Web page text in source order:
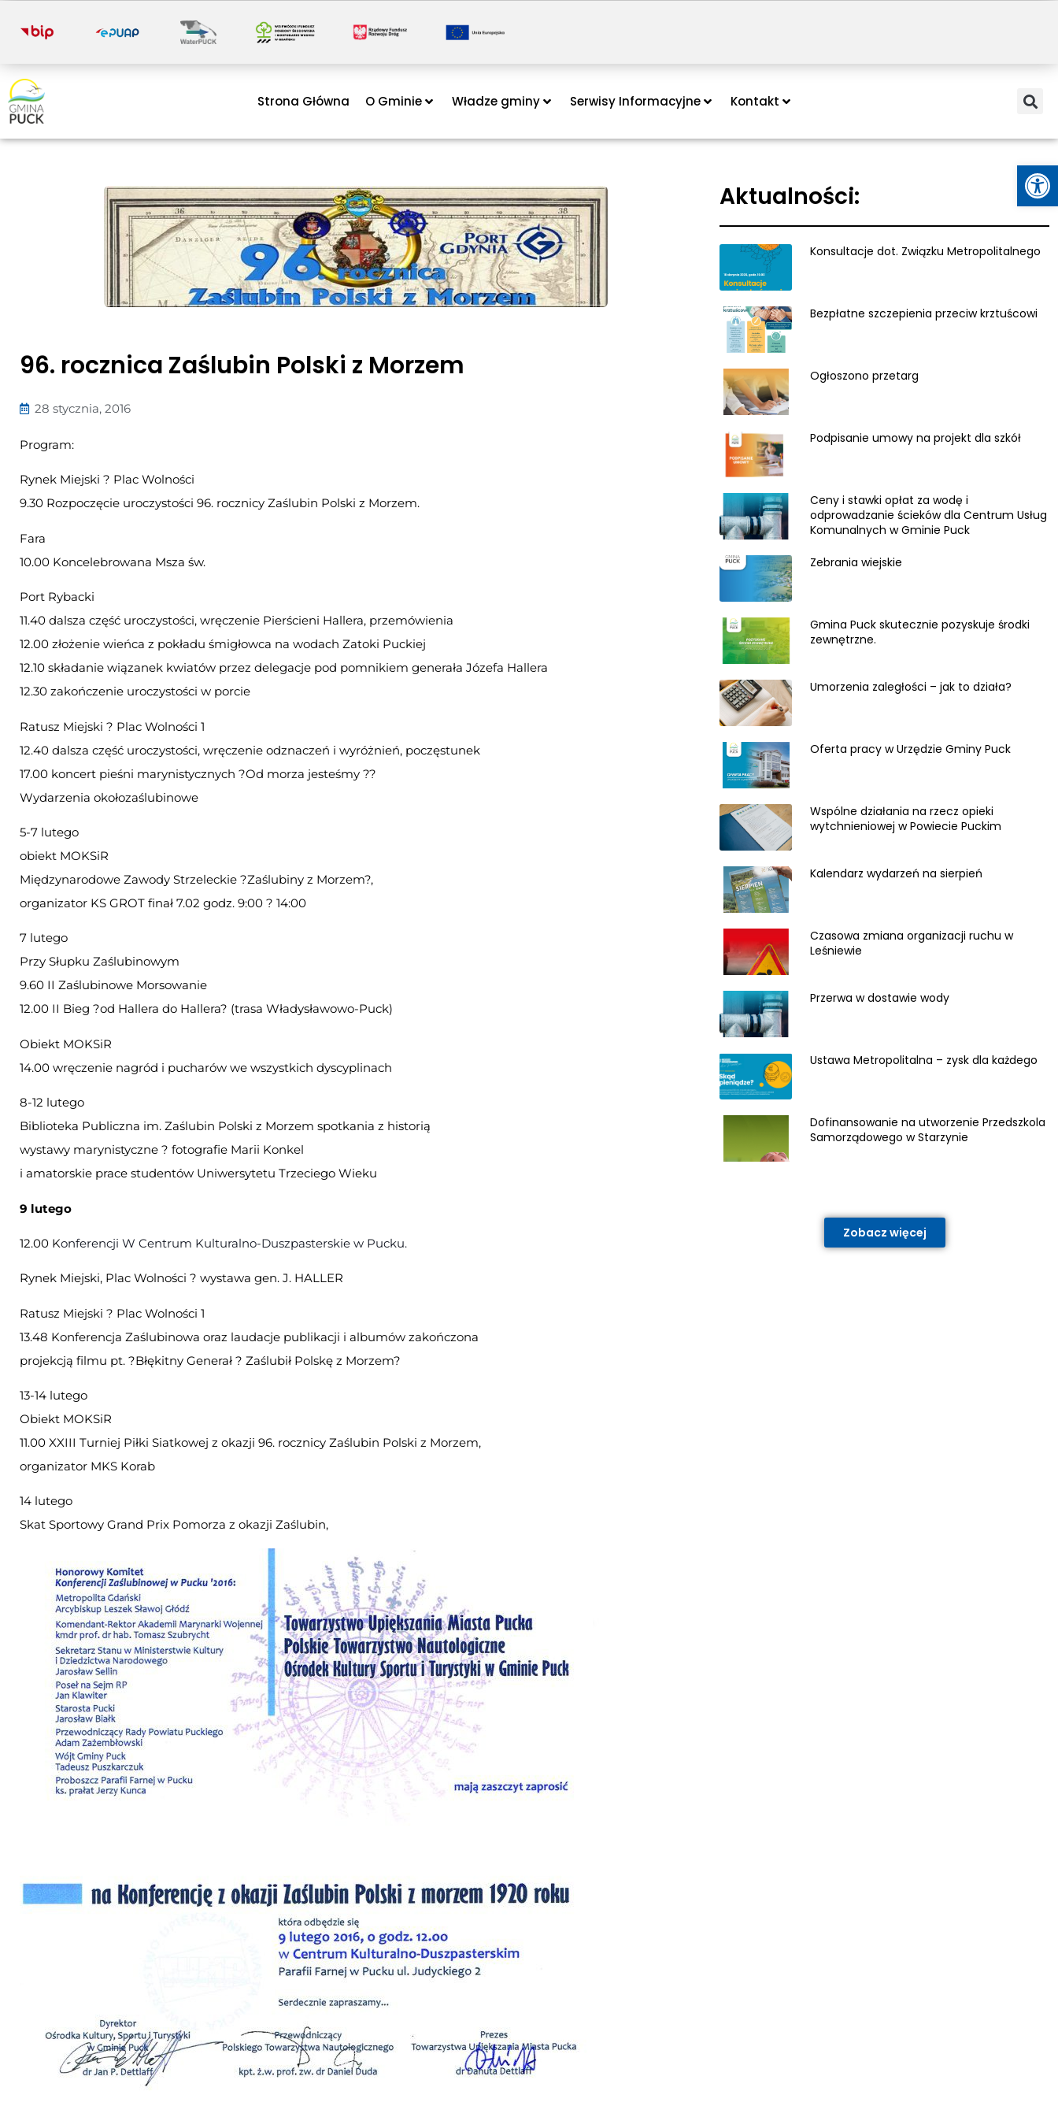
Strona Główna O Gminie Władze gminy Serwisy Informacyjne Kontakt
96. rocznica Zaślubin Polski z Morzem
28 stycznia, 2016
Program:
Rynek Miejski ? Plac Wolności
9.30 Rozpoczęcie uroczystości 96. rocznicy Zaślubin Polski z Morzem.
Fara
10.00 Koncelebrowana Msza św.
Port Rybacki
11.40 dalsza część uroczystości, wręczenie Pierścieni Hallera, przemówienia
12.00 złożenie wieńca z pokładu śmigłowca na wodach Zatoki Puckiej
12.10 składanie wiązanek kwiatów przez delegacje pod pomnikiem generała Józefa Hallera
12.30 zakończenie uroczystości w porcie
Ratusz Miejski ? Plac Wolności 1
12.40 dalsza część uroczystości, wręczenie odznaczeń i wyróżnień, poczęstunek
17.00 koncert pieśni marynistycznych ?Od morza jesteśmy ??
Wydarzenia okołozaślubinowe
5-7 lutego
obiekt MOKSiR
Międzynarodowe Zawody Strzeleckie ?Zaślubiny z Morzem?,
organizator KS GROT finał 7.02 godz. 9:00 ? 14:00
7 lutego
Przy Słupku Zaślubinowym
9.60 II Zaślubinowe Morsowanie
12.00 II Bieg ?od Hallera do Hallera? (trasa Władysławowo-Puck)
Obiekt MOKSiR
14.00 wręczenie nagród i pucharów we wszystkich dyscyplinach
8-12 lutego
Biblioteka Publiczna im. Zaślubin Polski z Morzem spotkania z historią
wystawy marynistyczne ? fotografie Marii Konkel
i amatorskie prace studentów Uniwersytetu Trzeciego Wieku
9 lutego
12.00 Konferencji W Centrum Kulturalno-Duszpasterskie w Pucku.
Rynek Miejski, Plac Wolności ? wystawa gen. J. HALLER
Ratusz Miejski ? Plac Wolności 1
13.48 Konferencja Zaślubinowa oraz laudacje publikacji i albumów zakończona
projekcją filmu pt. ?Błękitny Generał ? Zaślubił Polskę z Morzem?
13-14 lutego
Obiekt MOKSiR
11.00 XXIII Turniej Piłki Siatkowej z okazji 96. rocznicy Zaślubin Polski z Morzem,
organizator MKS Korab
14 lutego
Skat Sportowy Grand Prix Pomorza z okazji Zaślubin,
Aktualności:
Konsultacje dot. Związku Metropolitalnego
Bezpłatne szczepienia przeciw krztuścowi
Ogłoszono przetarg
Podpisanie umowy na projekt dla szkół
Ceny i stawki opłat za wodę i
odprowadzanie ścieków dla Centrum Usług
Komunalnych w Gminie Puck
Zebrania wiejskie
Gmina Puck skutecznie pozyskuje środki
zewnętrzne.
Umorzenia zaległości – jak to działa?
Oferta pracy w Urzędzie Gminy Puck
Wspólne działania na rzecz opieki
wytchnieniowej w Powiecie Puckim
Kalendarz wydarzeń na sierpień
Czasowa zmiana organizacji ruchu w
Leśniewie
Przerwa w dostawie wody
Ustawa Metropolitalna – zysk dla każdego
Dofinansowanie na utworzenie Przedszkola
Samorządowego w Starzynie
Zobacz więcej